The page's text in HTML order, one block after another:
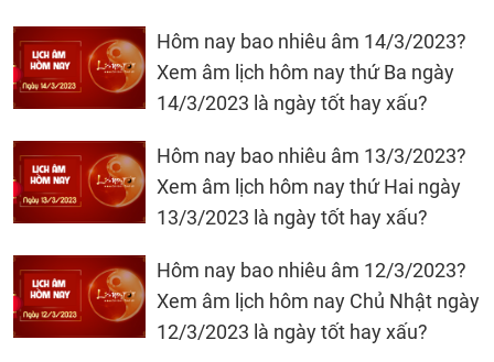
Hôm nay bao nhiêu âm 14/3/2023?
Xem âm lịch hôm nay thứ Ba ngày
14/3/2023 là ngày tốt hay xấu?
Hôm nay bao nhiêu âm 13/3/2023?
Xem âm lịch hôm nay thứ Hai ngày
13/3/2023 là ngày tốt hay xấu?
Hôm nay bao nhiêu âm 12/3/2023?
Xem âm lịch hôm nay Chủ Nhật ngày
12/3/2023 là ngày tốt hay xấu?